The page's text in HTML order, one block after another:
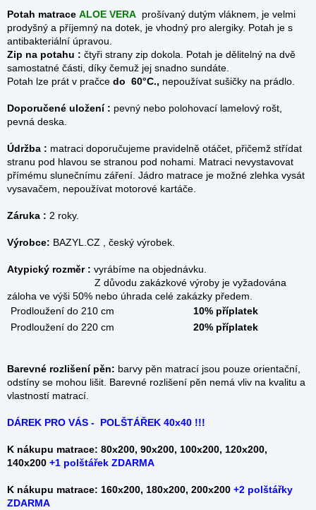
Potah matrace ALOE VERA prošívaný dutým vláknem, je velmi
prodyšný a příjemný na dotek, je vhodný pro alergiky. Potah je s
antibakteriální úpravou.
Zip na potahu : čtyři strany zip dokola. Potah je dělitelný na dvě
samostatné části, díky čemuž jej snadno sundáte.
Potah lze prát v pračce do 60°C., nepoužívat sušičky na prádlo.
Doporučené uložení : pevný nebo polohovací lamelový rošt,
pevná deska.
Údržba : matraci doporučujeme pravidelně otáčet, přičemž střídat
stranu pod hlavou se stranou pod nohami. Matraci nevystavovat
přímému slunečnímu záření. Jádro matrace je možné zlehka vysát
vysavačem, nepoužívat motorové kartáče.
Záruka : 2 roky.
Výrobce: BAZYL.CZ , český výrobek.
Atypický rozměr : vyrábíme na objednávku.
Z důvodu zakázkové výroby je vyžadována
záloha ve výši 50% nebo úhrada celé zakázky předem.
Prodloužení do 210 cm
10% příplatek
Prodloužení do 220 cm
20% příplatek
Barevné rozlišení pěn: barvy pěn matrací jsou pouze orientační,
odstíny se mohou lišit. Barevné rozlišení pěn nemá vliv na kvalitu a
vlastností matrací.
DÁREK PRO VÁS - POLŠTÁŘEK 40x40 !!!
K nákupu matrace: 80x200, 90x200, 100x200, 120x200,
140x200 +1 polštářek ZDARMA
K nákupu matrace: 160x200, 180x200, 200x200 +2 polštářky
ZDARMA